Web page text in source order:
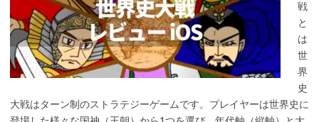
戦
と
は
世
界
史
大戦はターン制のストラテジーゲームです。プレイヤーは世界史に